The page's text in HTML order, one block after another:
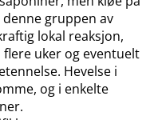
gruppen av
lokal reaksjon,
flere uker og eventuelt
Hevelse i
og i enkelte